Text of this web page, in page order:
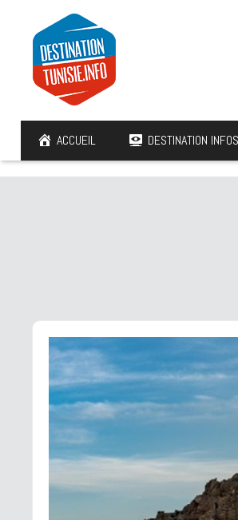
ACCUEIL DESTINATION INFOS